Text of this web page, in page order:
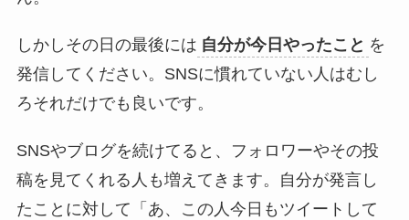
しかしその日の最後には 自分が今日やったこと を
発信してください。SNSに慣れていない人はむし
ろそれだけでも良いです。
SNSやブログを続けてると、フォロワーやその投
稿を見てくれる人も増えてきます。自分が発言し
たことに対して「あ、この人今日もツイートして